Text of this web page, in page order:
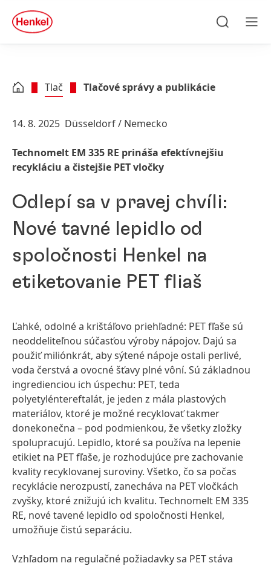
Skip to footer
quick
search
Tlač Tlačové správy a publikácie
14. 8. 2025 Düsseldorf / Nemecko
Technomelt EM 335 RE prináša efektívnejšiu
recykláciu a čistejšie PET vločky
Odlepí sa v pravej chvíli:
Nové tavné lepidlo od
spoločnosti Henkel na
etiketovanie PET fliaš
Ľahké, odolné a krištáľovo priehľadné: PET fľaše sú
neoddeliteľnou súčasťou výroby nápojov. Dajú sa
použiť miliónkrát, aby sýtené nápoje ostali perlivé,
voda čerstvá a ovocné šťavy plné vôní. Sú základnou
ingredienciou ich úspechu: PET, teda
polyetyléntereftalát, je jeden z mála plastových
materiálov, ktoré je možné recyklovať takmer
donekonečna – pod podmienkou, že všetky zložky
spolupracujú. Lepidlo, ktoré sa používa na lepenie
etikiet na PET fľaše, je rozhodujúce pre zachovanie
kvality recyklovanej suroviny. Všetko, čo sa počas
recyklácie nerozpustí, zanecháva na PET vločkách
zvyšky, ktoré znižujú ich kvalitu. Technomelt EM 335
RE, nové tavené lepidlo od spoločnosti Henkel,
umožňuje čistú separáciu.
Vzhľadom na regulačné požiadavky sa PET stáva